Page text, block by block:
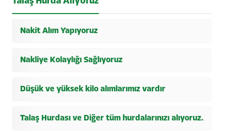
Nakit Alım Yapıyoruz
Nakliye Kolaylığı Sağlıyoruz
Düşük ve yüksek kilo alımlarımız vardır
Talaş Hurdası ve Diğer tüm hurdalarınızı alıyoruz.